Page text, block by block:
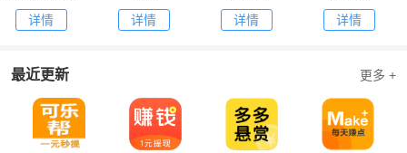
详情
详情
详情
详情
最近更新 更多 +